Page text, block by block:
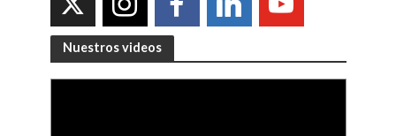
Nuestros videos